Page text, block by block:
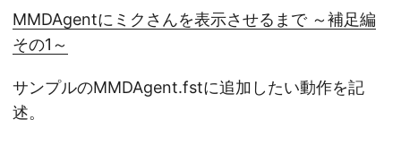
MMDAgentにミクさんを表示させるまで ～補足編
その1～
サンプルのMMDAgent.fstに追加したい動作を記
述。